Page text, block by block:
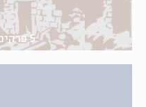
5 פרקים